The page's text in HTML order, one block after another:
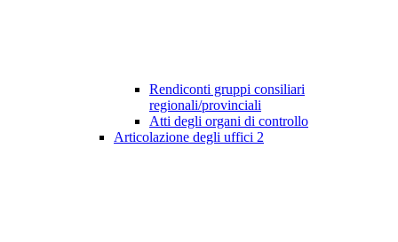
Rendiconti gruppi consiliari
regionali/provinciali
Atti degli organi di controllo
Articolazione degli uffici 2